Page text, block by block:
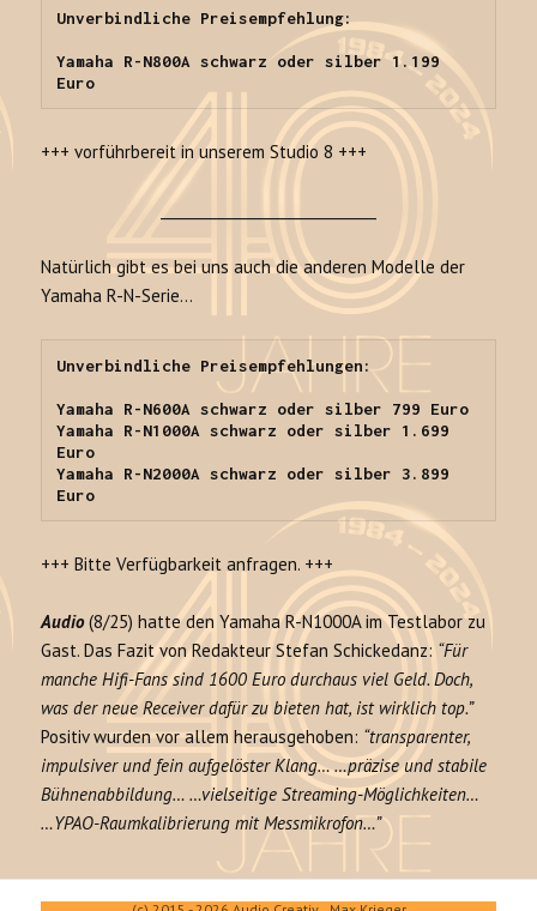
Unverbindliche Preisempfehlung:
Yamaha R-N800A schwarz oder silber 1.199
Euro
+++ vorführbereit in unserem Studio 8 +++
Natürlich gibt es bei uns auch die anderen Modelle der
Yamaha R-N-Serie…
Unverbindliche Preisempfehlungen:
Yamaha R-N600A schwarz oder silber 799 Euro
Yamaha R-N1000A schwarz oder silber 1.699
Euro
Yamaha R-N2000A schwarz oder silber 3.899
Euro
+++ Bitte Verfügbarkeit anfragen. +++
Audio(8/25) hatte den Yamaha R-N1000A im Testlabor zu
Gast. Das Fazit von Redakteur Stefan Schickedanz: “Für
manche Hifi-Fans sind 1600 Euro durchaus viel Geld. Doch,
was der neue Receiver dafür zu bieten hat, ist wirklich top.”
Positiv wurden vor allem herausgehoben: “transparenter,
impulsiver und fein aufgelöster Klang… …präzise und stabile
Bühnenabbildung… …vielseitige Streaming-Möglichkeiten…
…YPAO-Raumkalibrierung mit Messmikrofon…”